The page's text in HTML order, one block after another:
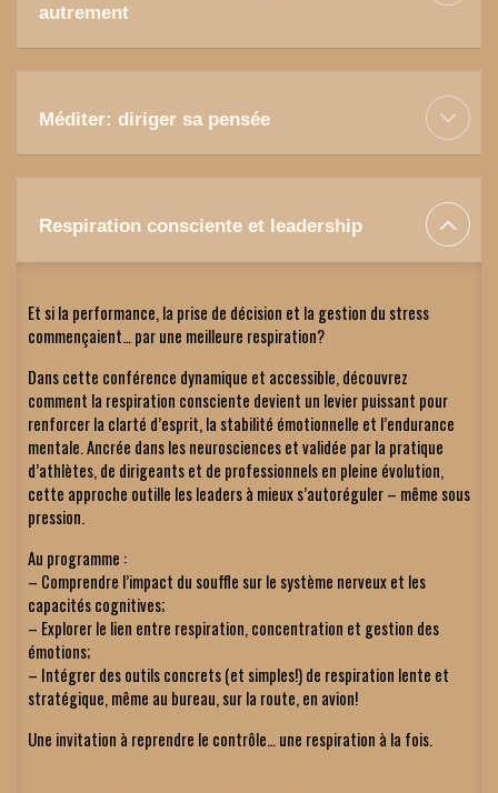
autrement
Méditer: diriger sa pensée
Respiration consciente et leadership
Et si la performance, la prise de décision et la gestion du stress
commençaient… par une meilleure respiration?
Dans cette conférence dynamique et accessible, découvrez
comment la respiration consciente devient un levier puissant pour
renforcer la clarté d’esprit, la stabilité émotionnelle et l’endurance
mentale. Ancrée dans les neurosciences et validée par la pratique
d’athlètes, de dirigeants et de professionnels en pleine évolution,
cette approche outille les leaders à mieux s’autoréguler – même sous
pression.
Au programme :
– Comprendre l’impact du souffle sur le système nerveux et les
capacités cognitives;
– Explorer le lien entre respiration, concentration et gestion des
émotions;
– Intégrer des outils concrets (et simples!) de respiration lente et
stratégique, même au bureau, sur la route, en avion!
Une invitation à reprendre le contrôle… une respiration à la fois.